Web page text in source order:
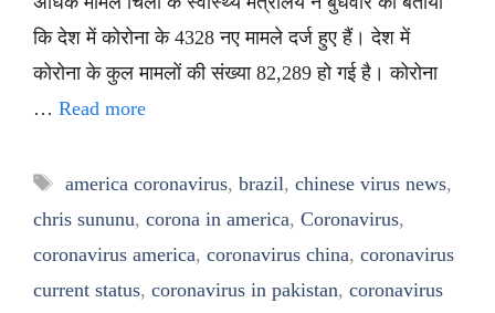
कि देश में कोरोना के 4328 नए मामले दर्ज हुए हैं। देश में
कोरोना के कुल मामलों की संख्या 82,289 हो गई है। कोरोना
… Read more
Tags
america coronavirus, brazil, chinese virus news,
chris sununu, corona in america, Coronavirus,
coronavirus america, coronavirus china, coronavirus
current status, coronavirus in pakistan, coronavirus